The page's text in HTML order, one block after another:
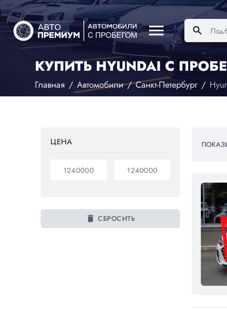
menu search
КУПИТЬ HYUNDAI С
Главная Автомобили Санкт-Петербург
ЦЕНА
delete СБРОСИТЬ